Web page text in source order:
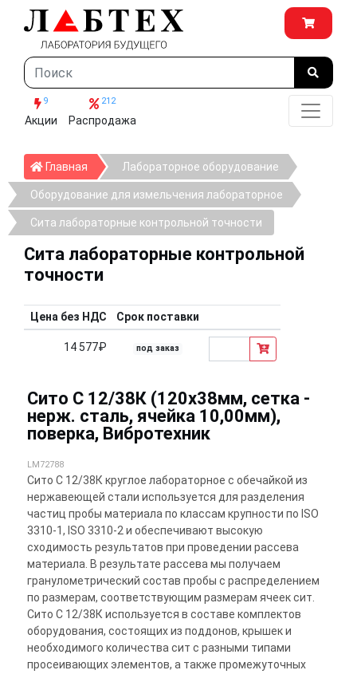
9
Акции
212
Распродажа
Главная ГлавнаяЛабораторное оборудование
Оборудование для измельчения лабораторное
Сита лабораторные контрольной точности
Сита лабораторные контрольной
точности
Цена без НДС Срок поставки
14 577₽ под заказ
Сито С 12/38К (120х38мм, сетка -
нерж. сталь, ячейка 10,00мм),
поверка, Вибротехник
LM72788
Сито С 12/38К круглое лабораторное с обечайкой из
нержавеющей стали используется для разделения
частиц пробы материала по классам крупности по ISO
3310-1, ISO 3310-2 и обеспечивают высокую
сходимость результатов при проведении рассева
материала. В результате рассева мы получаем
гранулометрический состав пробы с распределением
по размерам, соответствующим размерам ячеек сит.
Сито С 12/38К используется в составе комплектов
оборудования, состоящих из поддонов, крышек и
необходимого количества сит с разными типами
просеивающих элементов, а также промежуточных